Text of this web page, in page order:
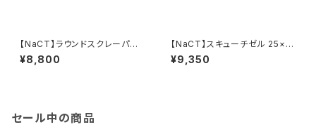
【NaCT】ラウンドスクレーパー
25×8mm
¥8,800
【NaCT】スキューチゼル 25×8
mm
¥9,350
セール中の商品